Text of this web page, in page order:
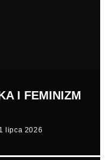
I FEMINIZM
lipca 2026